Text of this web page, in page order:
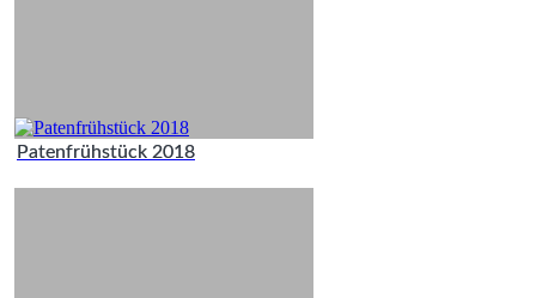
Patenfrühstück 2018